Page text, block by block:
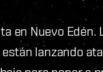
en Nuevo
lanzando